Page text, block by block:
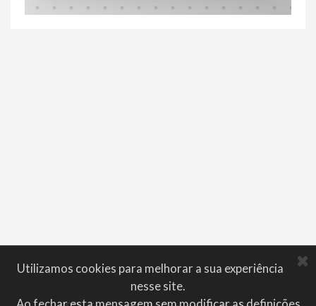
Utilizamos cookies para melhorar a sua experiência
nesse site.